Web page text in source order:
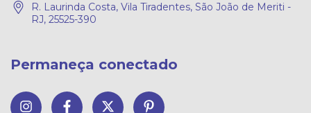
R. Laurinda Costa, Vila Tiradentes, São João de Meriti -
RJ, 25525-390
Permaneça conectado